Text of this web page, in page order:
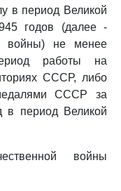
в период Великой
годов (далее -
войны) не менее
работы на
СССР, либо
СССР за
в период Великой
войны